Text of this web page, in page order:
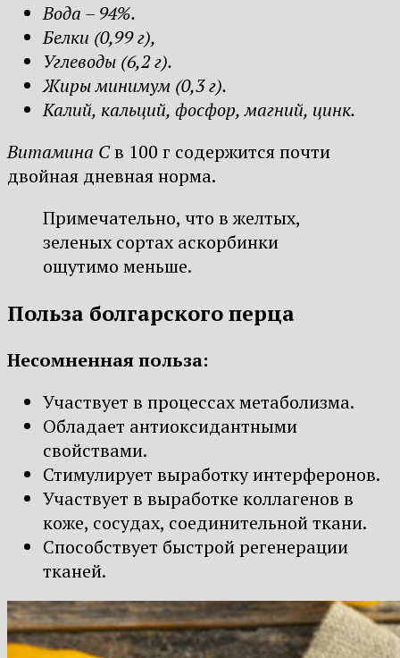
Вода – 94%.
Белки (0,99 г),
Углеводы (6,2 г).
Жиры минимум (0,3 г).
Калий, кальций, фосфор, магний, цинк.
Витамина Св 100 г содержится почти
двойная дневная норма.
Примечательно, что в желтых,
зеленых сортах аскорбинки
ощутимо меньше.
Польза болгарского перца
Несомненная польза:
Участвует в процессах метаболизма.
Обладает антиоксидантными
свойствами.
Стимулирует выработку интерферонов.
Участвует в выработке коллагенов в
коже, сосудах, соединительной ткани.
Способствует быстрой регенерации
тканей.